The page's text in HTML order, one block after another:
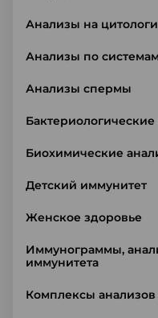
Анализы на
Анализы по
Анализы спермы
Биохимические
Детский иммунитет
Женское здоровье
Иммунограммы,
иммунитета
Комплексы